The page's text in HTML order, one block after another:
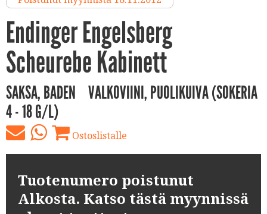
Endinger Engelsberg
Scheurebe Kabinett
SAKSA, BADEN
VALKOVIINI, PUOLIKUIVA (SOKERIA
4 - 18 G/L)
Ostoslistalle
Tuotenumero poistunut
Alkosta. Katso tästä myynnissä